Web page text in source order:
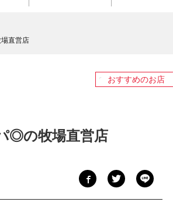
直営店
おすすめのお店
◎の牧場直営店